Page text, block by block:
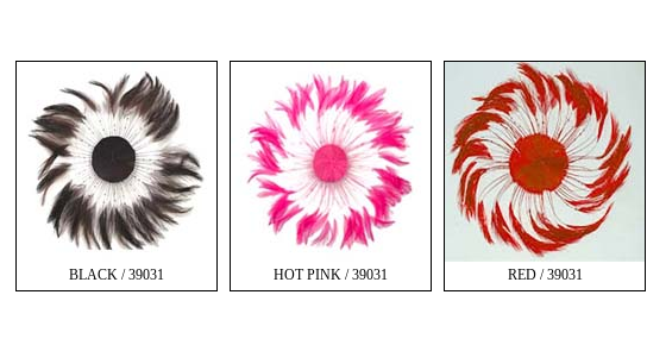
BLACK / 39031 HOT PINK / 39031 RED / 39031